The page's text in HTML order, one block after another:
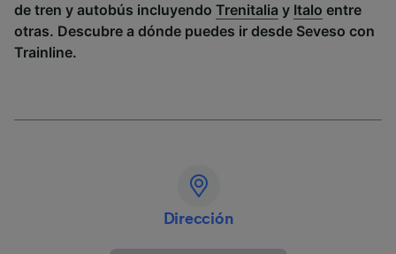
de tren y autobús incluyendo Trenitalia y Italo entre
otras. Descubre a dónde puedes ir desde Seveso con
Trainline.
Dirección